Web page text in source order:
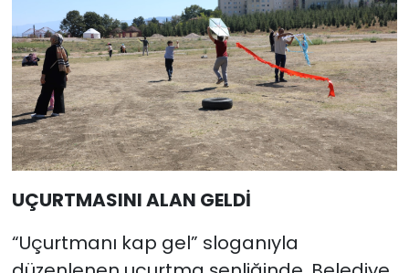
UÇURTMASINI ALAN GELDİ
“Uçurtmanı kap gel” sloganıyla